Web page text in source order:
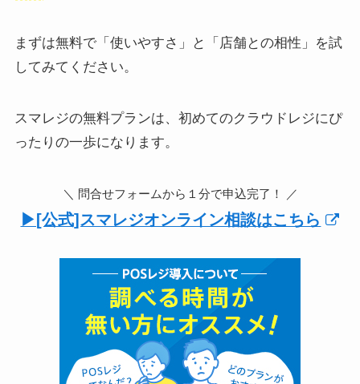
まずは無料で「使いやすさ」と「店舗との相性」を試
してみてください。
スマレジの無料プランは、初めてのクラウドレジにぴ
ったりの一歩になります。
＼ 問合せフォームから１分で申込完了！ ／
▶︎[公式]スマレジオンライン相談はこちら